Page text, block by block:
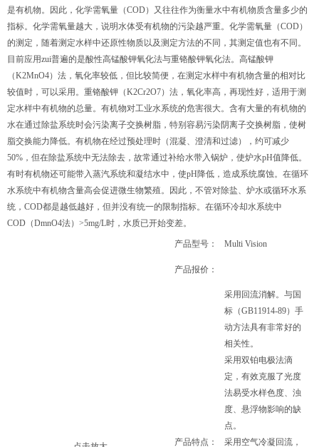
是有机物。因此，化学需氧量（COD）又往往作为衡量水中有机物质含量多少的
指标。化学需氧量越大，说明水体受有机物的污染越严重。化学需氧量（COD）
的测定，随着测定水样中还原性物质以及测定方法的不同，其测定值也有不同。
目前应用zui普遍的是酸性高锰酸钾氧化法与重铬酸钾氧化法。高锰酸钾
（K2MnO4）法，氧化率较低，但比较简便，在测定水样中有机物含量的相对比
较值时，可以采用。重铬酸钾（K2Cr2O7）法，氧化率高，再现性好，适用于测
定水样中有机物的总量。有机物对工业水系统的危害很大。含有大量的有机物的
水在通过除盐系统时会污染离子交换树脂，特别容易污染阴离子交换树脂，使树
脂交换能力降低。有机物在经过预处理时（混凝、澄清和过滤），约可减少
50%，但在除盐系统中无法除去，故常通过补给水带入锅炉，使炉水pH值降低。
有时有机物还可能带入蒸汽系统和凝结水中，使pH降低，造成系统腐蚀。在循环
水系统中有机物含量高会促进微生物繁殖。因此，不管对除盐、炉水或循环水系
统，COD都是越低越好，但并没有统一的限制指标。在循环冷却水系统中
COD（DmnO4法）>5mg/L时，水质已开始变差。
产品型号： Multi Vision
产品报价：
产品特点：
采用回流消解。与国
标（GB11914-89）手
动方法具有非常好的
相关性。
采用双铂电极法滴
定，有效克服了光度
法易受水样色度、浊
度、悬浮物影响的缺
点。
采用空气冷凝回流，